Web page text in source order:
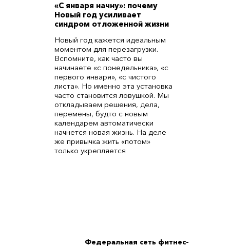
«С января начну»: почему
Новый год усиливает
синдром отложенной жизни
Новый год кажется идеальным
моментом для перезагрузки.
Вспомните, как часто вы
начинаете «с понедельника», «с
первого января», «с чистого
листа». Но именно эта установка
часто становится ловушкой. Мы
откладываем решения, дела,
перемены, будто с новым
календарем автоматически
начнется новая жизнь. На деле
же привычка жить «потом»
только укрепляется
Федеральная сеть фитнес-